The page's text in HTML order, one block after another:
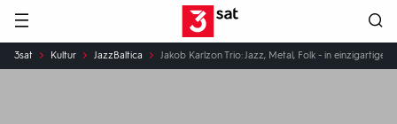
Hauptnavigation 3SAT
Sie
sind
3sat Kultur JazzBaltica Jakob Karlzon Trio: Jazz, Metal, Folk - in